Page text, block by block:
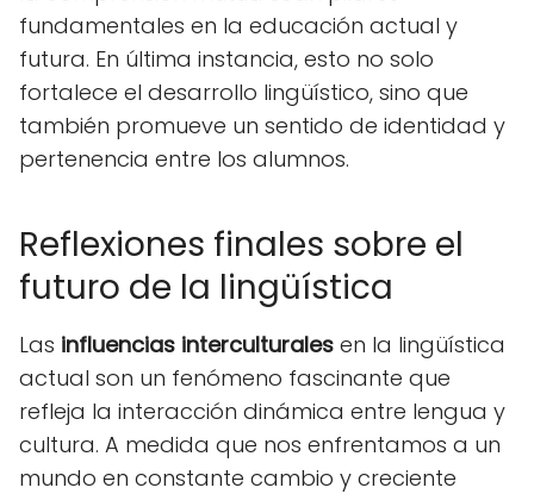
fundamentales en la educación actual y
futura. En última instancia, esto no solo
fortalece el desarrollo lingüístico, sino que
también promueve un sentido de identidad y
pertenencia entre los alumnos.
Reflexiones finales sobre el
futuro de la lingüística
Las influencias interculturales en la lingüística
actual son un fenómeno fascinante que
refleja la interacción dinámica entre lengua y
cultura. A medida que nos enfrentamos a un
mundo en constante cambio y creciente